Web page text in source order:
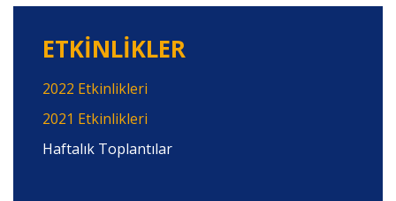
ETKINLIKLER
2022 Etkinlikleri
2021 Etkinlikleri
Haftalık Toplantılar